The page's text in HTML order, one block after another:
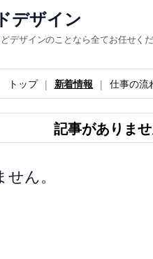
デザイン
デザインのことなら全てお任せく
トップ 新着情報 仕事の流
記事がありま
ん。